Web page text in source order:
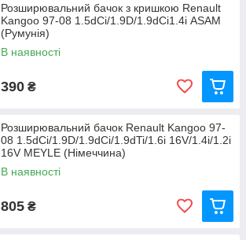
Розширювальний бачок з кришкою Renault
Kangoo 97-08 1.5dCi/1.9D/1.9dCi1.4i ASAM
(Румунія)
В наявності
390 ₴
Розширювальний бачок Renault Kangoo 97-
08 1.5dCi/1.9D/1.9dCi/1.9dTi/1.6i 16V/1.4i/1.2i
16V MEYLE (Німеччина)
В наявності
805 ₴